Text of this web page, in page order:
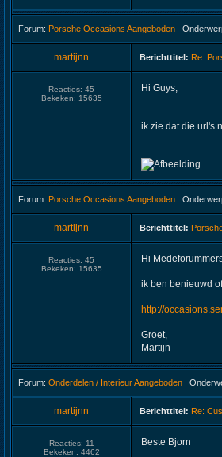
Forum: Porsche Occasions Aangeboden
martijnn Berichttitel: Re:
Reacties: 45
Bekeken: 15635
Hi Guys,
ik zie dat die url's
Forum: Porsche Occasions Aangeboden
martijnn Berichttitel:
Reacties: 45
Bekeken: 15635
Hi
ik ben benieuwd
http://
Groet,
Martijn
Forum: Onderdelen / Interieur Aangeboden
martijnn Berichttitel: Re:
Reacties: 11
Bekeken: 4462
Beste Bjorn